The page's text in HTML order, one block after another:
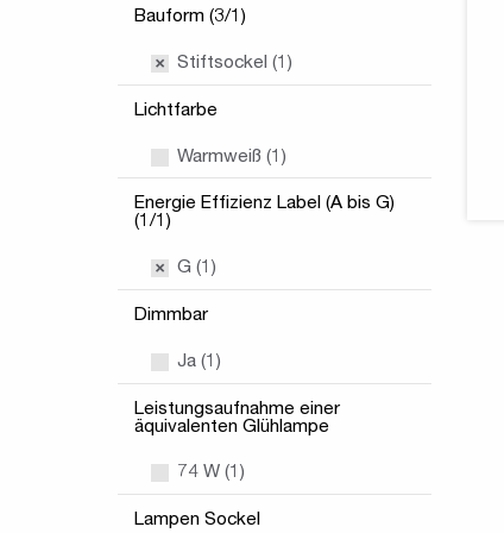
Bauform (3/1)
Stiftsockel (1)
Lichtfarbe
Warmweiß (1)
Energie Effizienz Label (A bis G)
(1/1)
G (1)
Dimmbar
Ja (1)
Leistungsaufnahme einer
äquivalenten Glühlampe
74 W (1)
Lampen Sockel